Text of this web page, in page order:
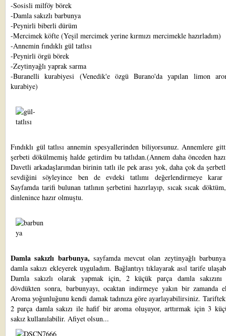
-Sosisli milföy börek
-Damla sakızlı barbunya
-Peynirli biberli dürüm
-Mercimek köfte (Yeşil mercimek yerine kırmızı mercimekle hazırladım)
-Annemin fındıklı gül tatlısı
-Peynirli örgü börek
-Zeytinyağlı yaprak sarma
-Buranelli kurabiyesi (Venedik'e özgü Burano'da yapılan limon
kurabiye)
Fındıklı gül tatlısıannemin spesyallerinden biliyorsunuz. Annemlere
şerbeti dökülmemiş halde getirdim bu tatlıdan.(Annem daha önceden
Davetli arkadaşlarımdan birinin tatlı ile pek arası yok, daha çok da
sevdiğini söyleyince ben de evdeki tatlımı değerlendirmeye
Sayfamda tarifi bulunan tatlının şerbetini hazırlayıp, sıcak sıcak
dinlenince hazır olmuştu.
Damla sakızlı barbunya, sayfamda mevcut olan zeytinyağlı
damla sakızı ekleyerek uyguladım. Bağlantıyı tıklayarak asıl tarife
Damla sakızlı olarak yapmak için, 2 küçük parça damla sakızını
dövdükten sonra, barbunyayı, ocaktan indirmeye yakın bir zamanda
Aroma yoğunluğunu kendi damak tadınıza göre ayarlayabilirsiniz.
2 parça damla sakızı ile hafif bir aroma oluşuyor, arttırmak için 3
sakız kullanılabilir. Afiyet olsun...